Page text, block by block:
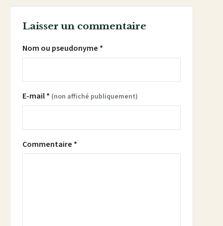
Laisser un commentaire
Nom ou pseudonyme *
E-mail * (non affiché publiquement)
Commentaire *